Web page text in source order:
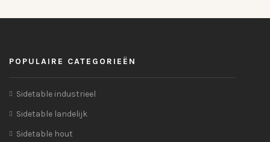
POPULAIRE CATEGORIEËN
Sidetable industrieel
Sidetable landelijk
Sidetable hout